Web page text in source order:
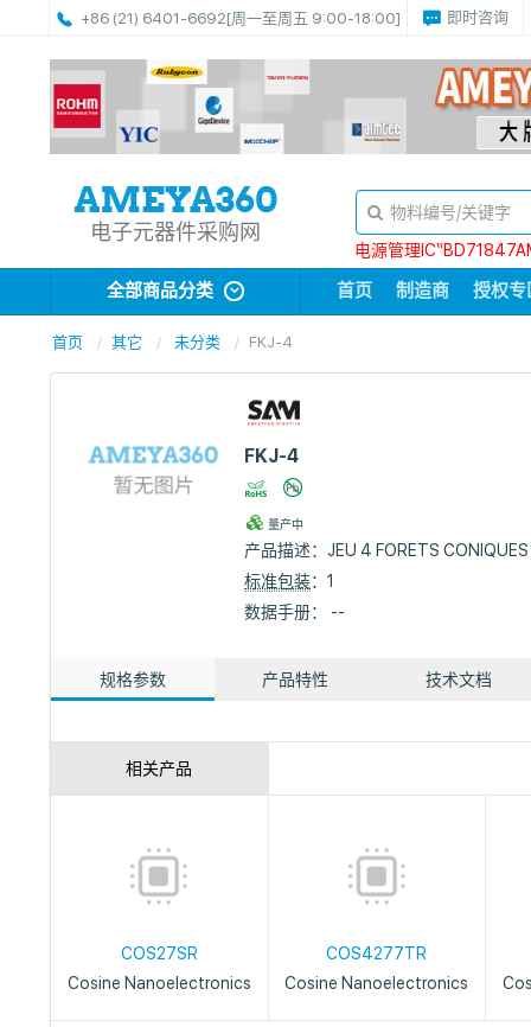
+86 (21) 6401-6692[周一至周五 9:00-18:00] 即时咨询
电子元器件采购网
电源管理
全部商品分类 首页 制造商 授权专
首页 其它 未分类 FKJ-4
FKJ-4
量产中
产品描述： JEU 4 FORETS
标准包装：1
数据手册： --
规格参数 产品特性 技术文档
相关产品
COS27SR
Cosine Nanoelectronics
COS4277TR
Cosine Nanoelectronics